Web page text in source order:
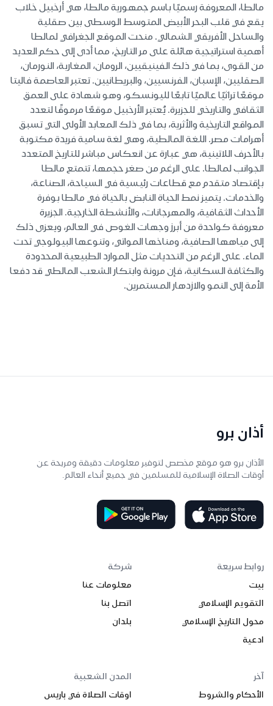
مالطا، المعروفة رسميًا باسم جمهورية مالطا، هي أرخبيل خلاب
يقع في قلب البحر الأبيض المتوسط الوسطى بين صقلية
والساحل الأفريقي الشمالي. منحت الموقع الجغرافي لمالطا
أهمية استراتيجية هائلة على مر التاريخ، مما أدى إلى حكم العديد
من القوى، بما في ذلك الفينيقيين، الرومان، المغاربة، النورمان،
الصقليين، الإسبان، الفرنسيين، والبريطانيين. تعتبر العاصمة فاليتا
موقعًا تراثيًا عالميًا تابعًا لليونسكو، وهو شهادة على العمق
الثقافي والتاريخي للجزيرة. يُعتبر الأرخبيل موقعًا مرموقًا لتعدد
المواقع التاريخية والأثرية، بما في ذلك المعابد الأولى التي تسبق
أهرامات مصر. اللغة المالطية، وهي لغة سامية فريدة مكتوبة
بالأحرف اللاتينية، هي عبارة عن انعكاس مباشر للتاريخ المتعدد
الجوانب لمالطا. على الرغم من صغر حجمها، تتمتع مالطا
بإقتصاد متقدم مع قطاعات رئيسية في السياحة، الصناعة،
والخدمات. يتميز نمط الحياة النابض بالحياة في مالطا بوفرة
الأحداث الثقافية، والمهرجانات، والأنشطة الخارجية. الجزيرة
معروفة كواحدة من أبرز وجهات الغوص في العالم، ويعزى ذلك
إلى مياهها الصافية، ومناخها المواتي، وتنوعها البيولوجي تحت
الماء. على الرغم من التحديات مثل الموارد الطبيعية المحدودة
والكثافة السكانية، فإن مرونة وابتكار الشعب المالطي قد دفعا
الأمة إلى النمو والازدهار المستمرين.
أذان برو
الأذان برو هو موقع مخصص لتوفير معلومات دقيقة ومريحة عن
أوقات الصلاة الإسلامية للمسلمين في جميع أنحاء العالم.
روابط سريعة
بيت
التقويم الإسلامي
محول التاريخ الإسلامي
ادعية
شركة
معلومات عنا
اتصل بنا
بلدان
آخر
الأحكام والشروط
المدن الشعبية
اوقات الصلاة في باريس